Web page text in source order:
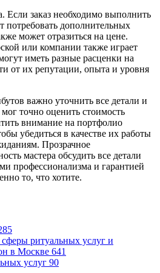
Если заказ необходимо выполнить
потребовать дополнительных
может отразиться на цене.
или компании также играет
иметь разные расценки на
от их репутации, опыта и уровня
важно уточнить все детали и
точно оценить стоимость
внимание на портфолио
убедиться в качестве их работы
Прозрачное
мастера обсудить все детали
профессионализма и гарантией
то, что хотите.
ритуальных услуг и
в Москве 641
услуг 90